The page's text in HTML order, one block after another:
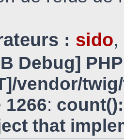
: sido,
Debug]
vendor/
1266:
that